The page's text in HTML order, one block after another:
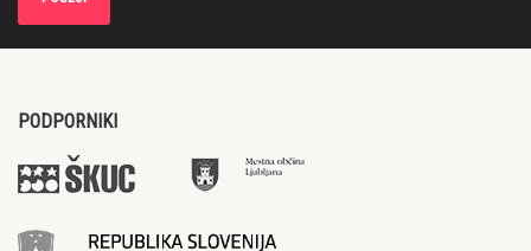
PODPORNIKI